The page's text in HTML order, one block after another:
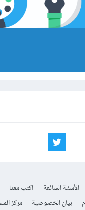
الأسئلة الشائعة اكتب معنا
بيان الخصوصية مركز